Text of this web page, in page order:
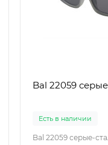
Bal 22059
Есть в наличии
Bal 22059 серые-